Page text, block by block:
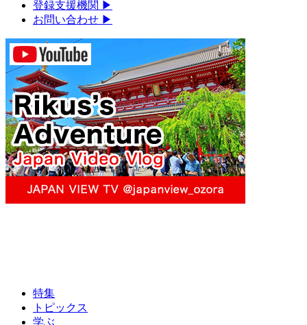
登録支援機関 ▶︎
お問い合わせ ▶︎
特集
トピックス
学ぶ